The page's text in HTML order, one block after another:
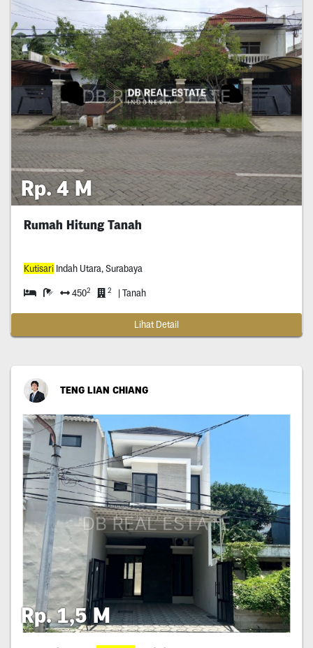
Rp. 4 M
Rumah Hitung Tanah
KutisariIndah Utara, Surabaya
4502 2 | Tanah
Lihat Detail
TENG LIAN CHIANG
Rp. 1,5 M